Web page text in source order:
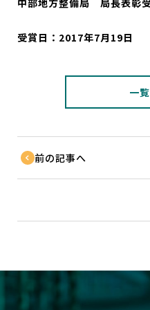
受賞日：2017年7月19日
一
前の記事へ